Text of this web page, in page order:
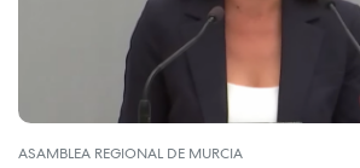
ASAMBLEA REGIONAL DE MURCIA